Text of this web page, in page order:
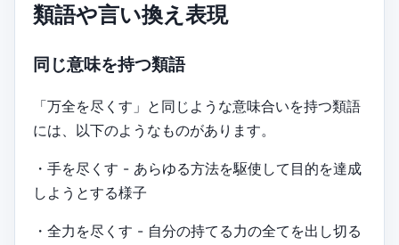
類語や言い換え表現
同じ意味を持つ類語
「万全を尽くす」と同じような意味合いを持つ類語
には、以下のようなものがあります。
・手を尽くす - あらゆる方法を駆使して目的を達成
しようとする様子
・全力を尽くす - 自分の持てる力の全てを出し切る